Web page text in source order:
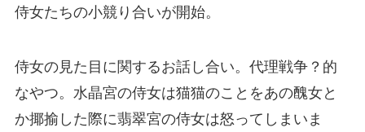
侍女たちの小競り合いが開始。
侍女の見た目に関するお話し合い。代理戦争？的
なやつ。水晶宮の侍女は猫猫のことをあの醜女と
か揶揄した際に翡翠宮の侍女は怒ってしまいま